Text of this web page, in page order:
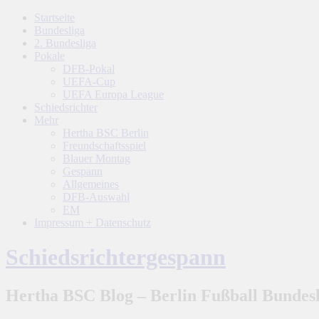
Startseite
Bundesliga
2. Bundesliga
Pokale
DFB-Pokal
UEFA-Cup
UEFA Europa League
Schiedsrichter
Mehr
Hertha BSC Berlin
Freundschaftsspiel
Blauer Montag
Gespann
Allgemeines
DFB-Auswahl
EM
Impressum + Datenschutz
Schiedsrichtergespann
Hertha BSC Blog – Berlin Fußball